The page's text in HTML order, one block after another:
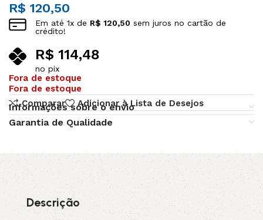
R$ 120,50
Em até1x de R$ 120,50 sem juros no cartão de
crédito!
R$ 114,48
no pix
Fora de estoque
Fora de estoque
Comparar
Adicionar à Lista de Desejos
Informações sobre o envio
Garantia de Qualidade
Descrição